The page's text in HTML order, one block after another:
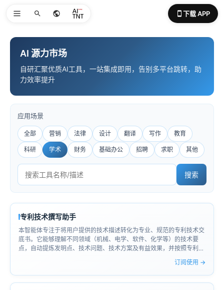
下载 APP
AI 源力市场
自研汇聚优质AI工具，一站集成即用，告别多平台跳转，助
力效率提升
应用场景
全部 营销 法律 设计 翻译 写作 教育
科研 学术 财务 基础办公 招聘 求职 其他
搜索
专利技术撰写助手
本智能体专注于将用户提供的技术描述转化为专业、规范的专利技术交
底书。它能够理解不同领域（机械、电学、软件、化学等）的技术要
点，自动提炼发明点、技术问题、技术方案及有益效果，并按照专利交
底书的标准结构（如：发明名称、技术领域、背景技术、发明内容、附
订阅使用 →